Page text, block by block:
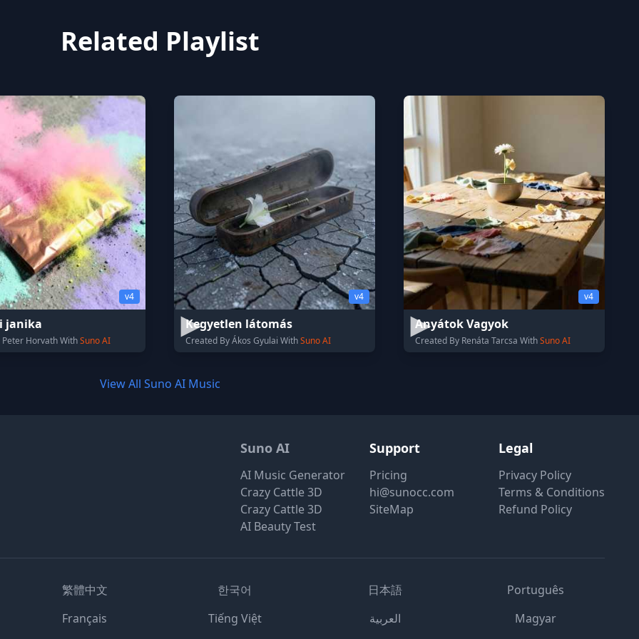
Related Playlist
v4
janika
Horvath WithSuno AI
v4
Kegyetlen látomás
Created By Ákos Gyulai WithSuno AI
v4
Anyátok Vagyok
Created By Renáta Tarcsa WithSuno AI
View All Suno AI Music
Suno AI
AI Music Generator
Crazy Cattle 3D
Crazy Cattle 3D
AI Beauty Test
Support
Pricing
hi@sunocc.com
SiteMap
Legal
Privacy Policy
Terms & Conditions
Refund Policy
繁體中文 한국어 日本語
Português
Français
Tiếng Việt العربية Magyar